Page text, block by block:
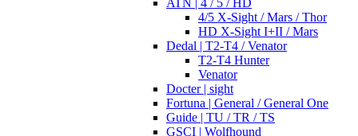
ATN | 4 / 5 / HD
4/5 X-Sight / Mars / Thor
HD X-Sight I+II / Mars
Dedal | T2-T4 / Venator
T2-T4 Hunter
Venator
Docter | sight
Fortuna | General / General One
Guide | TU / TR / TS
GSCI | Wolfhound